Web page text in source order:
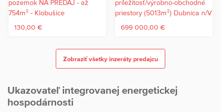
130,00 € 699 000,00 €
Zobraziť všetky inzeráty predajcu
Ukazovateľ integrovanej energetickej
hospodárnosti